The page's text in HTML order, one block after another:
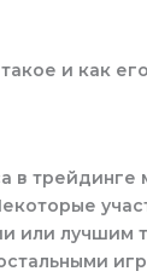
и как
в трейдинге
или лучшим